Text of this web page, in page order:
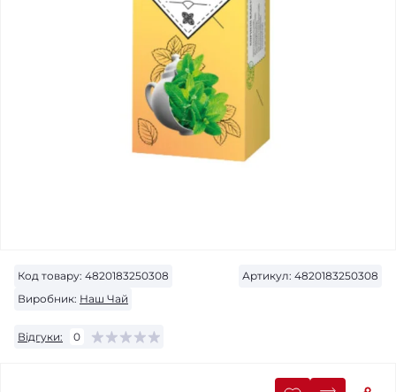
Код товару: 4820183250308 Артикул: 4820183250308
Виробник: Наш Чай
Відгуки: 0